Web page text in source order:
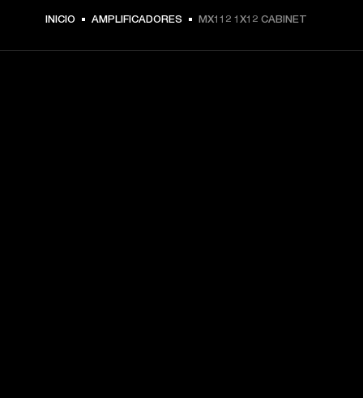
INICIO AMPLIFICADORES MX112 1X12 CABINET